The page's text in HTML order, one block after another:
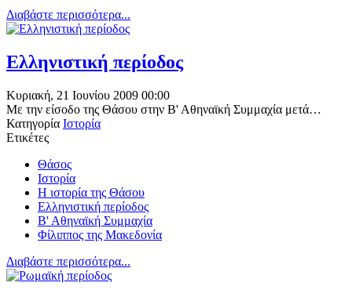
Διαβάστε περισσότερα...
Ελληνιστική περίοδος
Κυριακή, 21 Ιουνίου 2009 00:00
Με την είσοδο της Θάσου στην Β' Αθηναϊκή Συμμαχία μετά…
Κατηγορία Ιστορία
Ετικέτες
Θάσος
Ιστορία
Η ιστορία της Θάσου
Ελληνιστική περίοδος
Β' Αθηναϊκή Συμμαχία
Φίλιππος της Μακεδονία
Διαβάστε περισσότερα...